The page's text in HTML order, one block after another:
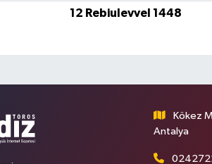
12 Rebiulevvel 1448
Kökez
Antalya